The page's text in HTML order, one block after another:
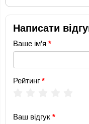
Написати
Ваше ім’я
Рейтинг
Ваш відгук